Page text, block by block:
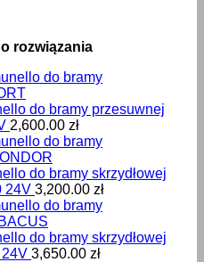
rozwiązania
do bramy przesuwnej
2,600.00 zł
do bramy skrzydłowej
24V 3,200.00 zł
do bramy skrzydłowej
3,650.00 zł